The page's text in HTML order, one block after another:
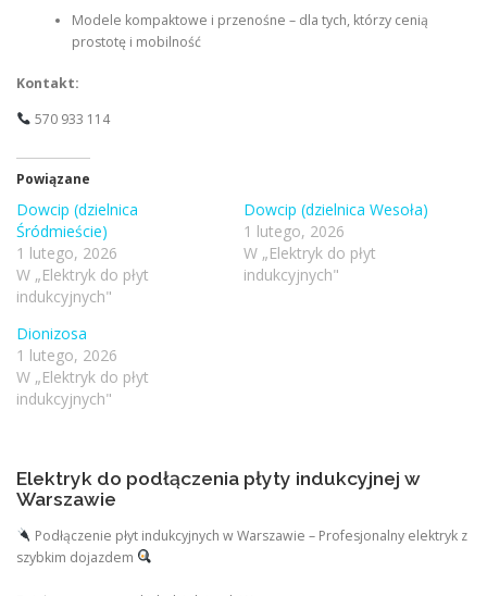
Modele kompaktowe i przenośne – dla tych, którzy cenią
prostotę i mobilność
Kontakt:
570 933 114
Powiązane
Dowcip (dzielnica
Śródmieście)
1 lutego, 2026
W „Elektryk do płyt
indukcyjnych"
Dowcip (dzielnica Wesoła)
1 lutego, 2026
W „Elektryk do płyt
indukcyjnych"
Dionizosa
1 lutego, 2026
W „Elektryk do płyt
indukcyjnych"
Elektryk do podłączenia płyty indukcyjnej w
Warszawie
Podłączenie płyt indukcyjnych w Warszawie – Profesjonalny elektryk z
szybkim dojazdem